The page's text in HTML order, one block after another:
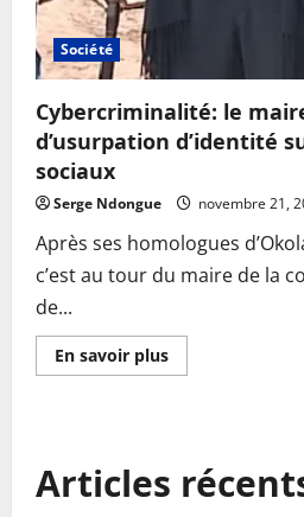
Société
Cybercriminalité: le
d’usurpation d’identité
sociaux
Serge Ndongue novembre 21,
Après ses homologues
c’est au tour du maire de la
de...
En savoir plusEn
savoir
d’Obala
victime
d’usurpation
Articles